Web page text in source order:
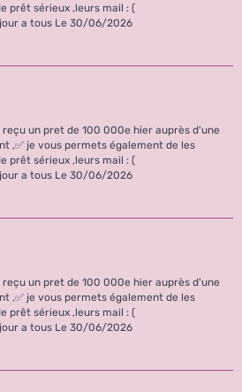
prêt sérieux ,leurs mail : (
a tous Le 30/06/2026
un pret de 100 000e hier auprès d'une
,✅ je vous permets également de les
prêt sérieux ,leurs mail : (
a tous Le 30/06/2026
un pret de 100 000e hier auprès d'une
,✅ je vous permets également de les
prêt sérieux ,leurs mail : (
a tous Le 30/06/2026